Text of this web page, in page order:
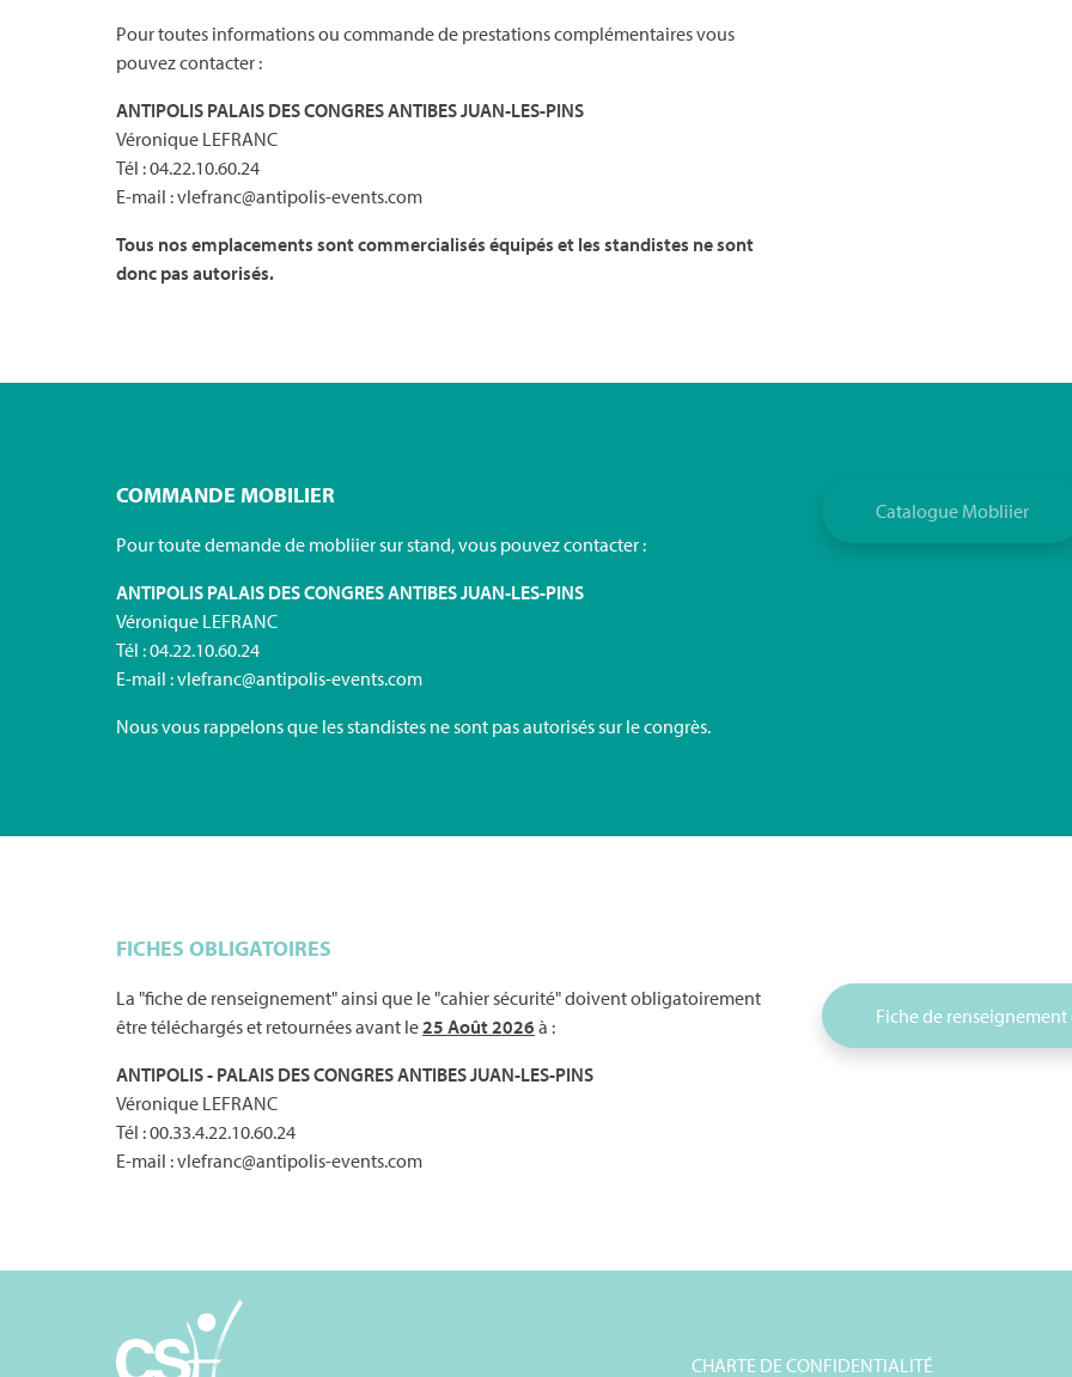
Pour toutes informations ou commande de prestations complémentaires vous
pouvez contacter :
ANTIPOLIS PALAIS DES CONGRES ANTIBES JUAN-LES-PINS
Véronique LEFRANC
Tél : 04.22.10.60.24
E-mail : vlefranc@antipolis-events.com
Tous nos emplacements sont commercialisés équipés et les standistes ne sont
donc pas autorisés.
COMMANDE MOBILIER
Pour toute demande de mobliier sur stand, vous pouvez contacter :
ANTIPOLIS PALAIS DES CONGRES ANTIBES JUAN-LES-PINS
Véronique LEFRANC
Tél : 04.22.10.60.24
E-mail : vlefranc@antipolis-events.com
Nous vous rappelons que les standistes ne sont pas autorisés sur le congrès.
Catalogue Mobliier
FICHES OBLIGATOIRES
La "fiche de renseignement" ainsi que le "cahier sécurité" doivent obligatoirement
être téléchargés et retournées avant le25 Août 2026 à :
ANTIPOLIS - PALAIS DES CONGRES ANTIBES JUAN-LES-PINS
Véronique LEFRANC
Tél : 00.33.4.22.10.60.24
E-mail : vlefranc@antipolis-events.com
Fiche de renseignement
CHARTE DE CONFIDENTIALITÉ